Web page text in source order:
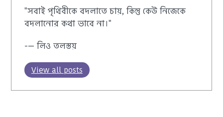
"সবাই পৃথিবীকে বদলাতে চায়, কিন্তু কেউ নিজেকে
বদলানোর কথা ভাবে না।"
-— লিও তলস্তয়
View all posts